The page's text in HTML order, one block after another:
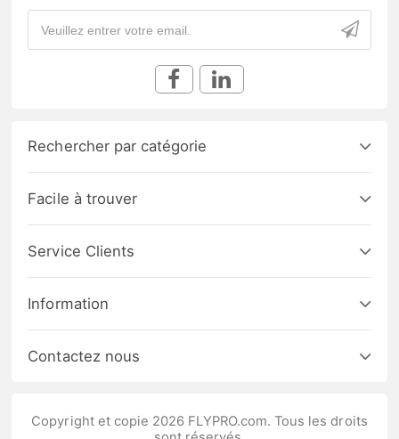
Rechercher par catégorie
Facile à trouver
Service Clients
Information
Contactez nous
Copyright et copie 2026 FLYPRO.com. Tous les droits